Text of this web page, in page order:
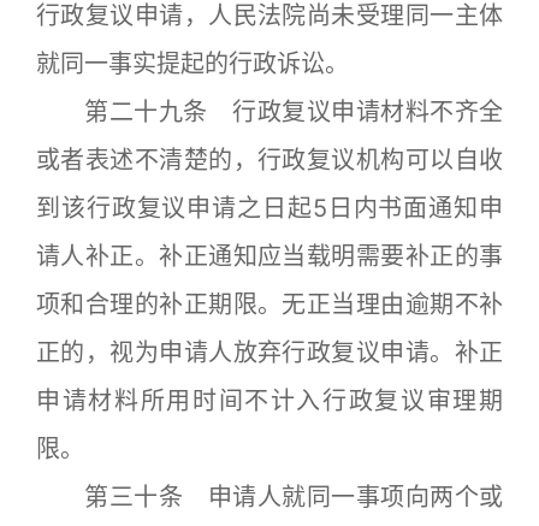
行政复议申请，人民法院尚未受理同一主体
就同一事实提起的行政诉讼。
第二十九条 行政复议申请材料不齐全
或者表述不清楚的，行政复议机构可以自收
到该行政复议申请之日起5日内书面通知申
请人补正。补正通知应当载明需要补正的事
项和合理的补正期限。无正当理由逾期不补
正的，视为申请人放弃行政复议申请。补正
申请材料所用时间不计入行政复议审理期
限。
第三十条 申请人就同一事项向两个或